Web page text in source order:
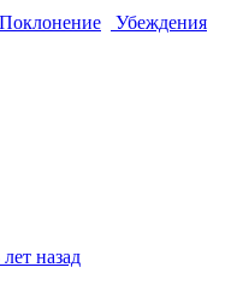
Поклонение
Убеждения
лет назад